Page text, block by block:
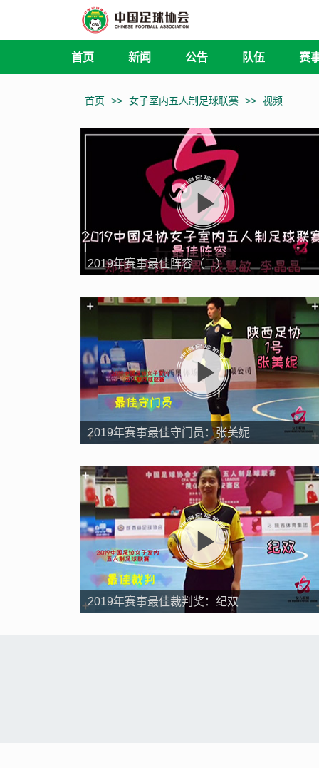
首页 新闻 公告 队伍 赛
首页 >> 女子室内五人制足球联赛 >> 视频
2019年赛事最佳阵容（二）
2019年赛事最佳守门员：张美妮
2019年赛事最佳裁判奖：纪双